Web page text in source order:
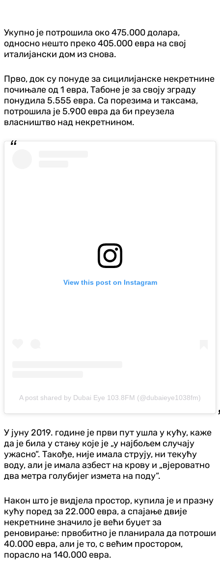
Укупно је потрошила око 475.000 долара,
односно нешто преко 405.000 евра на свој
италијански дом из снова.
Прво, док су понуде за сицилијанске некретнине
почињале од 1 евра, Табоне је за своју зграду
понудила 5.555 евра. Са порезима и таксама,
потрошила је 5.900 евра да би преузела
власништво над некретнином.
View this post on Instagram
A post shared by Dubai Eye 103.8FM (@dubaieye1038fm)
У јуну 2019. године је први пут ушла у кућу, каже
да је била у стању које је „у најбољем случају
ужасно“. Такође, није имала струју, ни текућу
воду, али је имала азбест на крову и „вјероватно
два метра голубијег измета на поду“.
Након што је видјела простор, купила је и празну
кућу поред за 22.000 евра, а спајање двије
некретнине значило је већи буџет за
реновирање: првобитно је планирала да потроши
40.000 евра, али је то, с већим простором,
порасло на 140.000 евра.